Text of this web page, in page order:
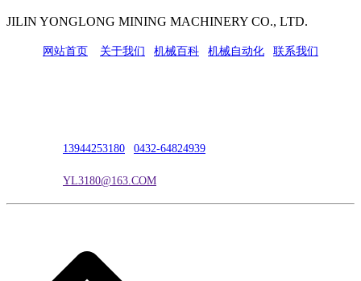
JILIN YONGLONG MINING MACHINERY CO., LTD.
网站首页 关于我们 机械百科 机械自动化 联系我们
13944253180 0432-64824939
YL3180@163.COM